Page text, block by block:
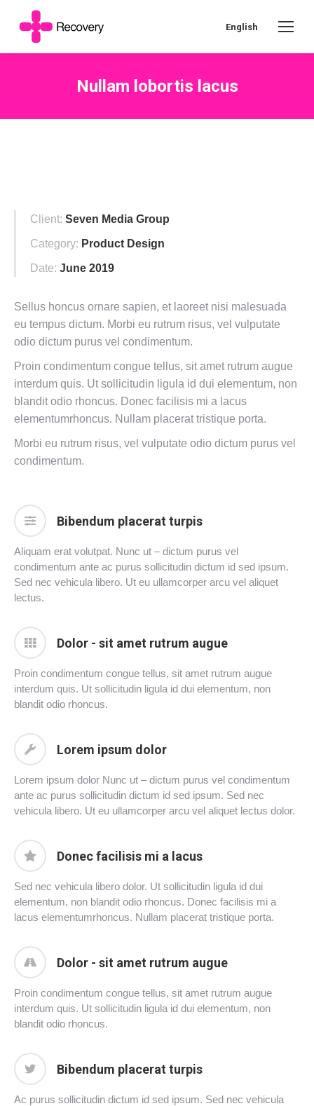
English
Nullam lobortis lacus
Client: Seven Media Group
Category: Product Design
Date: June 2019
Sellus honcus ornare sapien, et laoreet nisi malesuada
eu tempus dictum. Morbi eu rutrum risus, vel vulputate
odio dictum purus vel condimentum.
Proin condimentum congue tellus, sit amet rutrum augue
interdum quis. Ut sollicitudin ligula id dui elementum, non
blandit odio rhoncus. Donec facilisis mi a lacus
elementumrhoncus. Nullam placerat tristique porta.
Morbi eu rutrum risus, vel vulputate odio dictum purus vel
condimentum.
Bibendum placerat turpis
Aliquam erat volutpat. Nunc ut – dictum purus vel
condimentum ante ac purus sollicitudin dictum id sed ipsum.
Sed nec vehicula libero. Ut eu ullamcorper arcu vel aliquet
lectus.
Dolor - sit amet rutrum augue
Proin condimentum congue tellus, sit amet rutrum augue
interdum quis. Ut sollicitudin ligula id dui elementum, non
blandit odio rhoncus.
Lorem ipsum dolor
Lorem ipsum dolor Nunc ut – dictum purus vel condimentum
ante ac purus sollicitudin dictum id sed ipsum. Sed nec
vehicula libero. Ut eu ullamcorper arcu vel aliquet lectus dolor.
Donec facilisis mi a lacus
Sed nec vehicula libero dolor. Ut sollicitudin ligula id dui
elementum, non blandit odio rhoncus. Donec facilisis mi a
lacus elementumrhoncus. Nullam placerat tristique porta.
Dolor - sit amet rutrum augue
Proin condimentum congue tellus, sit amet rutrum augue
interdum quis. Ut sollicitudin ligula id dui elementum, non
blandit odio rhoncus.
Bibendum placerat turpis
Ac purus sollicitudin dictum id sed ipsum. Sed nec vehicula